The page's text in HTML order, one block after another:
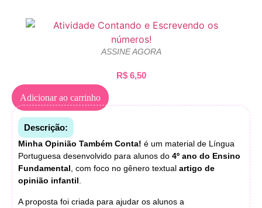
ASSINE AGORA
R$6,50
Adicionar ao carrinho
Descrição:
Minha Opinião Também Conta! é um material de Língua
Portuguesa desenvolvido para alunos do 4º ano do Ensino
Fundamental, com foco no gênero textual artigo de
opinião infantil.
A proposta foi criada para ajudar os alunos a